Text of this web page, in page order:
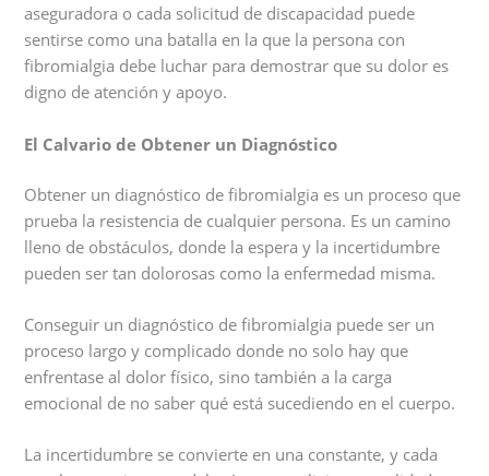
aseguradora o cada solicitud de discapacidad puede
sentirse como una batalla en la que la persona con
fibromialgia debe luchar para demostrar que su dolor es
digno de atención y apoyo.
El Calvario de Obtener un Diagnóstico
Obtener un diagnóstico de fibromialgia es un proceso que
prueba la resistencia de cualquier persona. Es un camino
lleno de obstáculos, donde la espera y la incertidumbre
pueden ser tan dolorosas como la enfermedad misma.
Conseguir un diagnóstico de fibromialgia puede ser un
proceso largo y complicado donde no solo hay que
enfrentase al dolor físico, sino también a la carga
emocional de no saber qué está sucediendo en el cuerpo.
La incertidumbre se convierte en una constante, y cada